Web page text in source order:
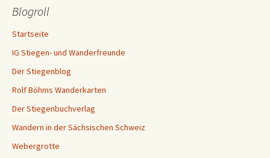
Blogroll
Startseite
IG Stiegen- und Wanderfreunde
Der Stiegenblog
Rolf Böhms Wanderkarten
Der Stiegenbuchverlag
Wandern in der Sächsischen Schweiz
Webergrotte